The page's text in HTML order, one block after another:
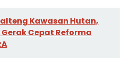
Kawasan Hutan,
Cepat Reforma